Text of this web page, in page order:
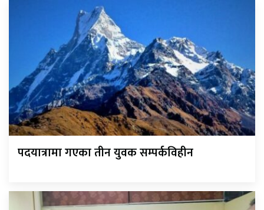
पदयात्रामा गएका तीन युवक सम्पर्कविहीन